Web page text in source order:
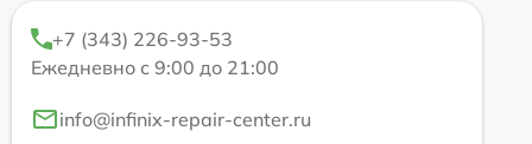
+7 (343) 226-93-53
Ежедневно с 9:00 до 21:00
info@infinix-repair-center.ru